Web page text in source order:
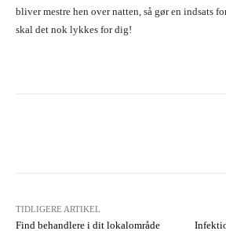
bliver mestre hen over natten, så gør en indsats
skal det nok lykkes for dig!
TIDLIGERE ARTIKEL
Find behandlere i dit lokalområde